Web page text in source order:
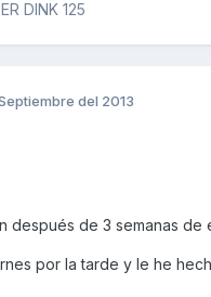
DINK 125
del 2013
después de 3 semanas
por la tarde y le he